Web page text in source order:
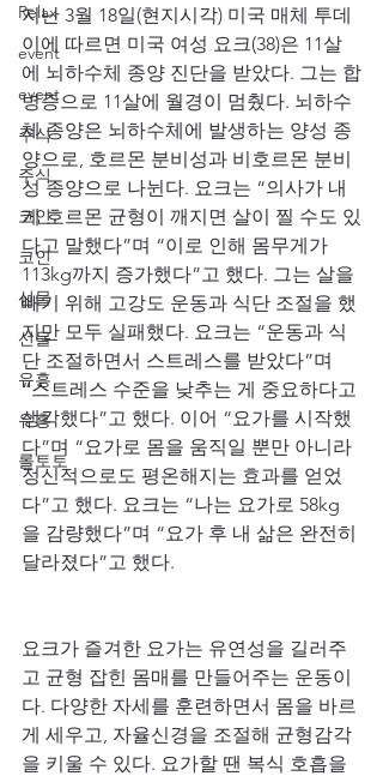
Relax
event
event
주식
주식
코인
코인
선물
선물
유흥
유흥
롤토토
지난 3월 18일(현지시각) 미국 매체 투데
이에 따르면 미국 여성 요크(38)은 11살
에 뇌하수체 종양 진단을 받았다. 그는 합
병증으로 11살에 월경이 멈췄다. 뇌하수
체 종양은 뇌하수체에 발생하는 양성 종
양으로, 호르몬 분비성과 비호르몬 분비
성 종양으로 나뉜다. 요크는 “의사가 내
게 호르몬 균형이 깨지면 살이 찔 수도 있
다고 말했다”며 “이로 인해 몸무게가
113kg까지 증가했다”고 했다. 그는 살을
빼기 위해 고강도 운동과 식단 조절을 했
지만 모두 실패했다. 요크는 “운동과 식
단 조절하면서 스트레스를 받았다”며
“스트레스 수준을 낮추는 게 중요하다고
생각했다”고 했다. 이어 “요가를 시작했
다”며 “요가로 몸을 움직일 뿐만 아니라
정신적으로도 평온해지는 효과를 얻었
다”고 했다. 요크는 “나는 요가로 58kg
을 감량했다”며 “요가 후 내 삶은 완전히
달라졌다”고 했다.
요크가 즐겨한 요가는 유연성을 길러주
고 균형 잡힌 몸매를 만들어주는 운동이
다. 다양한 자세를 훈련하면서 몸을 바르
게 세우고, 자율신경을 조절해 균형감각
을 키울 수 있다. 요가할 땐 복식 호흡을